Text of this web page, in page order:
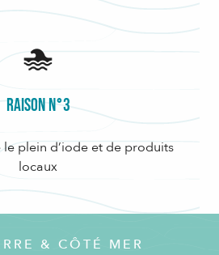
Raison n°3
plein d’iode et de produits
locaux
& CÔTÉ MER